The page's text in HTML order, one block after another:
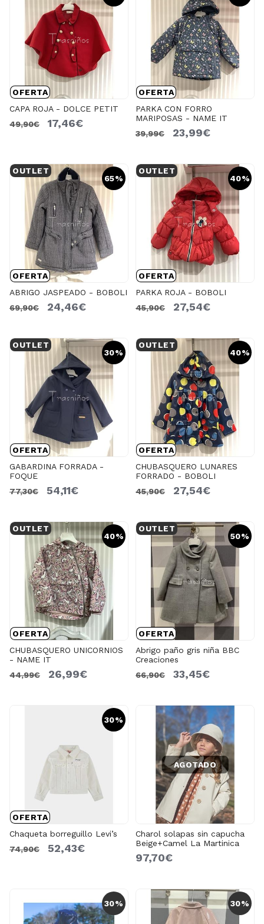
OFERTA
CAPA ROJA - DOLCE PETIT
49,90€
17,46€
OFERTA
PARKA CON FORRO
MARIPOSAS - NAME IT
39,99€
23,99€
65%
OFERTA
OUTLET
ABRIGO JASPEADO - BOBOLI
69,90€
24,46€
40%
OFERTA
OUTLET
PARKA ROJA - BOBOLI
45,90€
27,54€
30%
OFERTA
OUTLET
GABARDINA FORRADA -
FOQUE
77,30€
54,11€
40%
OFERTA
OUTLET
CHUBASQUERO LUNARES
FORRADO - BOBOLI
45,90€
27,54€
40%
OFERTA
OUTLET
CHUBASQUERO UNICORNIOS
- NAME IT
44,99€
26,99€
50%
OFERTA
OUTLET
Abrigo paño gris niña BBC
Creaciones
66,90€
33,45€
30%
OFERTA
Chaqueta borreguillo Levi’s
74,90€
52,43€
AGOTADO
Charol solapas sin capucha
Beige+Camel La Martinica
97,70€
30% 30%